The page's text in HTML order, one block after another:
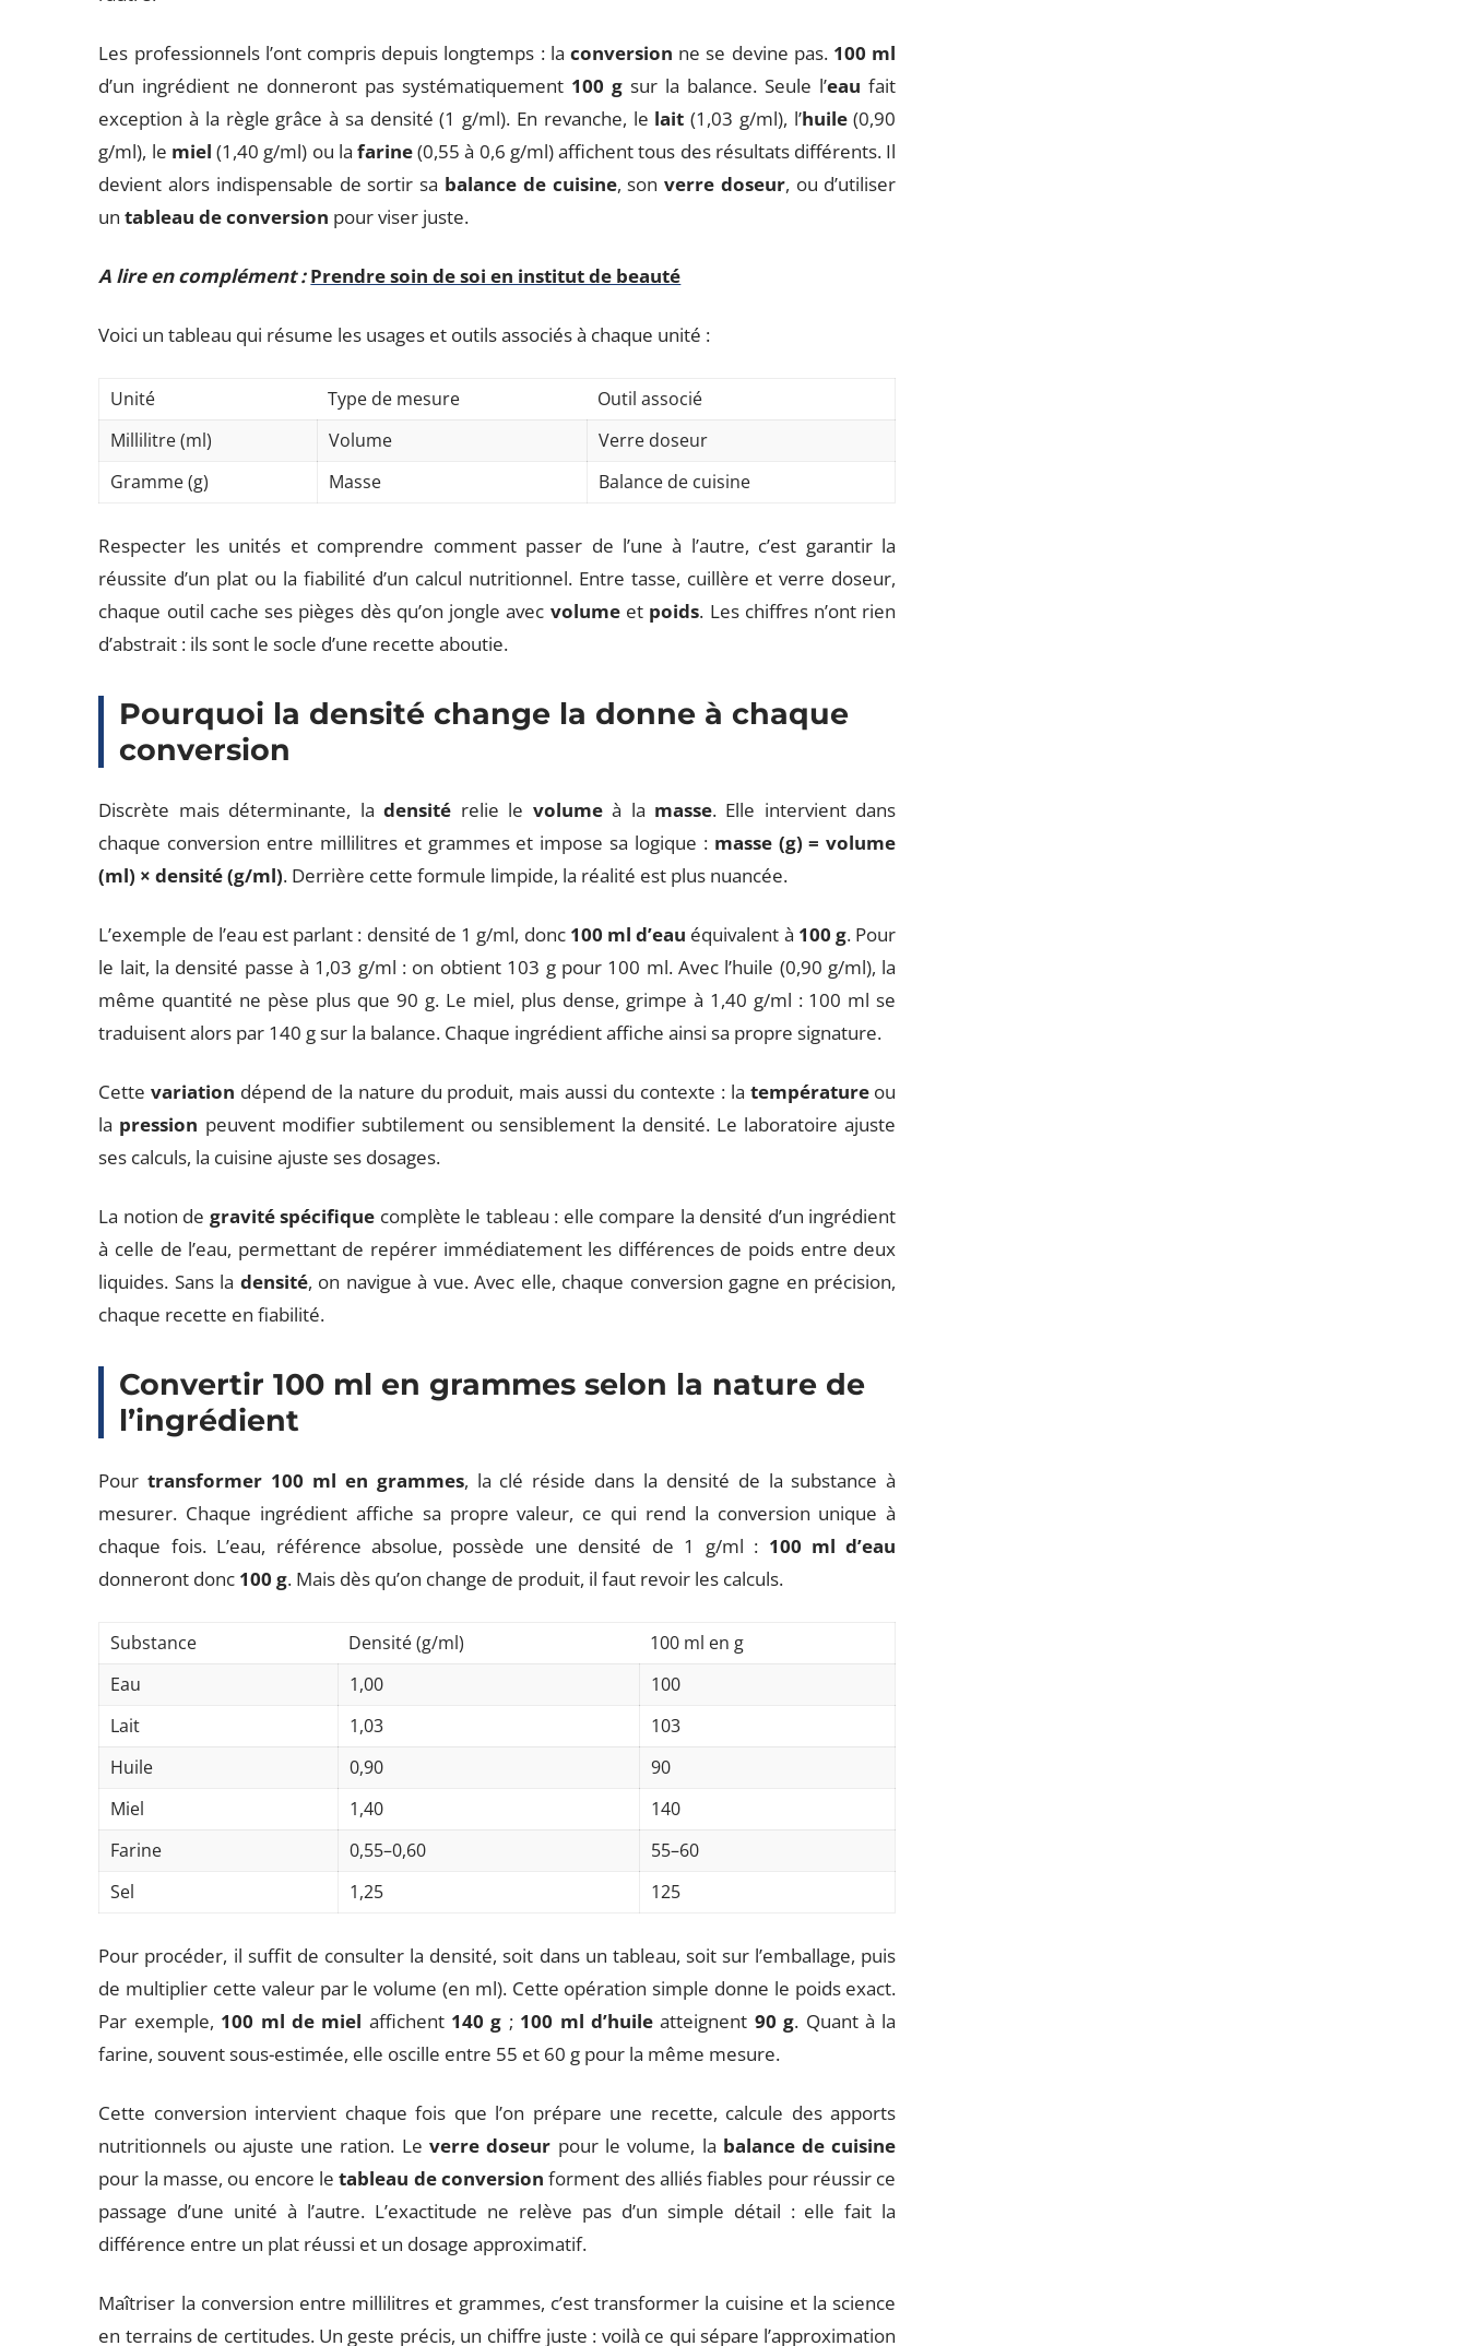
Les professionnels l’ont compris depuis longtemps : laconversion ne se devine pas. 100 ml
d’un ingrédient ne donneront pas systématiquement 100 g sur la balance. Seule l’eau fait
exception à la règle grâce à sa densité (1 g/ml). En revanche, le lait (1,03 g/ml), l’huile(0,90
g/ml), le miel (1,40 g/ml) ou lafarine(0,55 à 0,6 g/ml) affichent tous des résultats différents. Il
devient alors indispensable de sortir sa balance de cuisine, sonverre doseur, ou d’utiliser
untableau de conversion pour viser juste.
A lire en complément : Prendre soin de soi en institut de beauté
Voici un tableau qui résume les usages et outils associés à chaque unité :
Unité Type de mesure
Outil associé
Millilitre (ml)
Volume
Verre doseur
Gramme (g)
Masse Balance de cuisine
Respecter les unités et comprendre comment passer de l’une à l’autre, c’est garantir la
réussite d’un plat ou la fiabilité d’un calcul nutritionnel. Entre tasse, cuillère et verre doseur,
chaque outil cache ses pièges dès qu’on jongle avec volumeet poids. Les chiffres n’ont rien
d’abstrait : ils sont le socle d’une recette aboutie.
Pourquoi la densité change la donne à chaque
conversion
Discrète mais déterminante, ladensité relie le volumeà la masse. Elle intervient dans
chaque conversion entre millilitres et grammes et impose sa logique : masse (g) = volume
(ml) × densité (g/ml). Derrière cette formule limpide, la réalité est plus nuancée.
L’exemple de l’eau est parlant : densité de 1 g/ml, donc 100 ml d’eau équivalent à 100 g. Pour
le lait, la densité passe à 1,03 g/ml : on obtient 103 g pour 100 ml. Avec l’huile (0,90 g/ml), la
même quantité ne pèse plus que 90 g. Le miel, plus dense, grimpe à 1,40 g/ml : 100 ml se
traduisent alors par 140 g sur la balance. Chaque ingrédient affiche ainsi sa propre signature.
Cettevariation dépend de la nature du produit, mais aussi du contexte : la températureou
la pression peuvent modifier subtilement ou sensiblement la densité. Le laboratoire ajuste
ses calculs, la cuisine ajuste ses dosages.
La notion de gravité spécifique complète le tableau : elle compare la densité d’un ingrédient
à celle de l’eau, permettant de repérer immédiatement les différences de poids entre deux
liquides. Sans la densité, on navigue à vue. Avec elle, chaque conversion gagne en précision,
chaque recette en fiabilité.
Convertir 100 ml en grammes selon la nature de
l’ingrédient
Pourtransformer 100 ml en grammes, la clé réside dans la densité de la substance à
mesurer. Chaque ingrédient affiche sa propre valeur, ce qui rend la conversion unique à
chaque fois. L’eau, référence absolue, possède une densité de 1 g/ml : 100 ml d’eau
donneront donc 100 g. Mais dès qu’on change de produit, il faut revoir les calculs.
Substance Densité (g/ml)
100 ml en g
Eau
1,00
100
Lait
1,03
103
Huile
0,90
90
Miel
1,40
140
Farine
0,55–0,60
55–60
Sel
1,25 125
Pour procéder, il suffit de consulter la densité, soit dans un tableau, soit sur l’emballage, puis
de multiplier cette valeur par le volume (en ml). Cette opération simple donne le poids exact.
Par exemple, 100 ml de miel affichent 140 g ; 100 ml d’huile atteignent 90 g. Quant à la
farine, souvent sous-estimée, elle oscille entre 55 et 60 g pour la même mesure.
Cette conversion intervient chaque fois que l’on prépare une recette, calcule des apports
nutritionnels ou ajuste une ration. Leverre doseur pour le volume, la balance de cuisine
pour la masse, ou encore letableau de conversion forment des alliés fiables pour réussir ce
passage d’une unité à l’autre. L’exactitude ne relève pas d’un simple détail : elle fait la
différence entre un plat réussi et un dosage approximatif.
Maîtriser la conversion entre millilitres et grammes, c’est transformer la cuisine et la science
en terrains de certitudes. Un geste précis, un chiffre juste : voilà ce qui sépare l’approximation